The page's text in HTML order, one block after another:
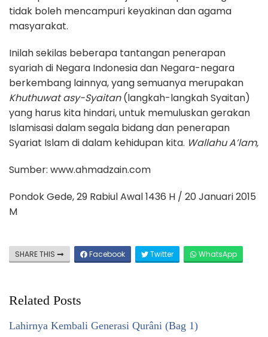
tidak boleh mencampuri keyakinan dan agama
masyarakat.
Inilah sekilas beberapa tantangan penerapan
syariah di Negara Indonesia dan Negara-negara
berkembang lainnya, yang semuanya merupakan
Khuthuwat asy-Syaitan(langkah-langkah Syaitan)
yang harus kita hindari, untuk memuluskan gerakan
Islamisasi dalam segala bidang dan penerapan
Syariat Islam di dalam kehidupan kita. Wallahu A’lam,
Sumber: www.ahmadzain.com
Pondok Gede, 29 Rabiul Awal 1436 H / 20 Januari 2015
M
SHARE THIS Facebook Twitter WhatsApp
Related Posts
Lahirnya Kembali Generasi Qurâni (Bag 1)